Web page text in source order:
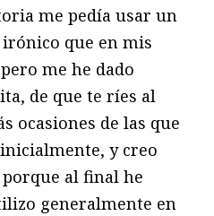
me pedía usar un
que en mis
me he dado
de que te ríes al
ocasiones de las que
y creo
al final he
generalmente en